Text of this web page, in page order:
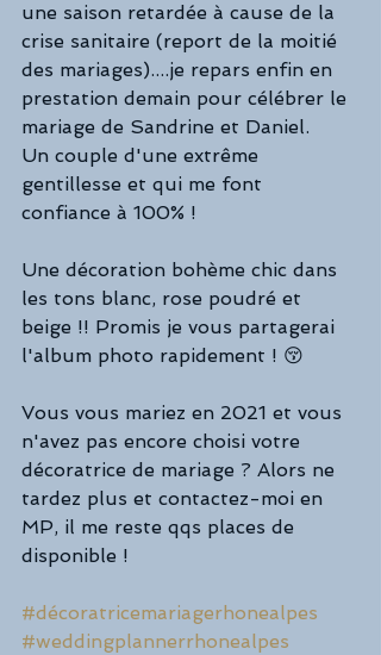
une saison retardée à cause de la
crise sanitaire (report de la moitié
des mariages)....je repars enfin en
prestation demain pour célébrer le
mariage de Sandrine et Daniel.
Un couple d'une extrême
gentillesse et qui me font
confiance à 100% !
Une décoration bohème chic dans
les tons blanc, rose poudré et
beige !! Promis je vous partagerai
l'album photo rapidement ! 😚
Vous vous mariez en 2021 et vous
n'avez pas encore choisi votre
décoratrice de mariage ? Alors ne
tardez plus et contactez-moi en
MP, il me reste qqs places de
disponible !
#décoratricemariagerhonealpes
#weddingplannerrhonealpes